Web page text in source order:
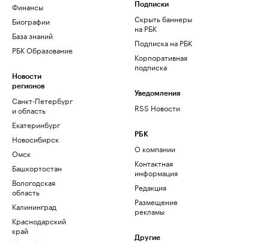
Финансы
Биографии
База знаний
РБК Образование
Новости
регионов
Санкт-Петербург
и область
Екатеринбург
Новосибирск
Омск
Башкортостан
Вологодская
область
Калининград
Краснодарский
край
Подписки
Скрыть баннеры
на РБК
Подписка на РБК
Корпоративная
подписка
Уведомления
RSS Новости
РБК
О компании
Контактная
информация
Редакция
Размещение
рекламы
Другие